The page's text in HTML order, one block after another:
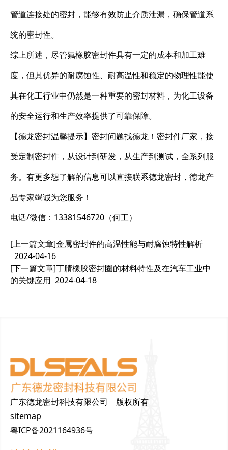
管道连接处的密封，能够有效防止介质泄漏，确保管道系
统的密封性。
综上所述，尽管氟橡胶密封件具有一定的成本和加工难
度，但其优异的耐腐蚀性、耐高温性和稳定的物理性能使
其在化工行业中仍然是一种重要的密封材料，为化工设备
的安全运行和生产效率提供了可靠保障。
【德龙密封温馨提示】密封问题找德龙！密封件厂家，接
受定制密封件，从设计到研发，从生产到测试，全系列服
务。有更多想了解的信息可以直接联系德龙密封，德龙产
品专家竭诚为您服务！
电话/微信：13381546720（何工）
[上一篇文章]金属密封件的高温性能与耐腐蚀特性解析
2024-04-16
[下一篇文章]丁腈橡胶密封圈的材料特性及在汽车工业中
的关键应用 2024-04-18
广东德龙密封科技有限公司 版权所有
sitemap
粤ICP备2021164936号